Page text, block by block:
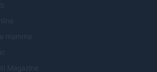
mamma
Magazine